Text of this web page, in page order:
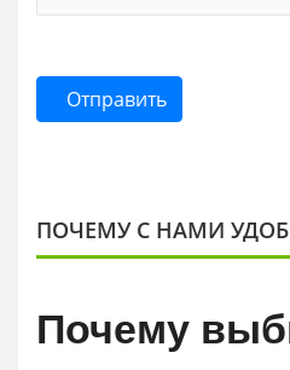
Отправить
ПОЧЕМУ С НАМИ
Почему